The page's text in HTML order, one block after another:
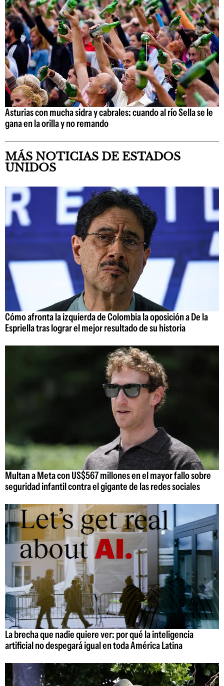
Asturias con mucha sidra y cabrales: cuando al río Sella se le
gana en la orilla y no remando
MÁS NOTICIAS DE ESTADOS
UNIDOS
Cómo afronta la izquierda de Colombia la oposición a De la
Espriella tras lograr el mejor resultado de su historia
Multan a Meta con US$567 millones en el mayor fallo sobre
seguridad infantil contra el gigante de las redes sociales
La brecha que nadie quiere ver: por qué la inteligencia
artificial no despegará igual en toda América Latina